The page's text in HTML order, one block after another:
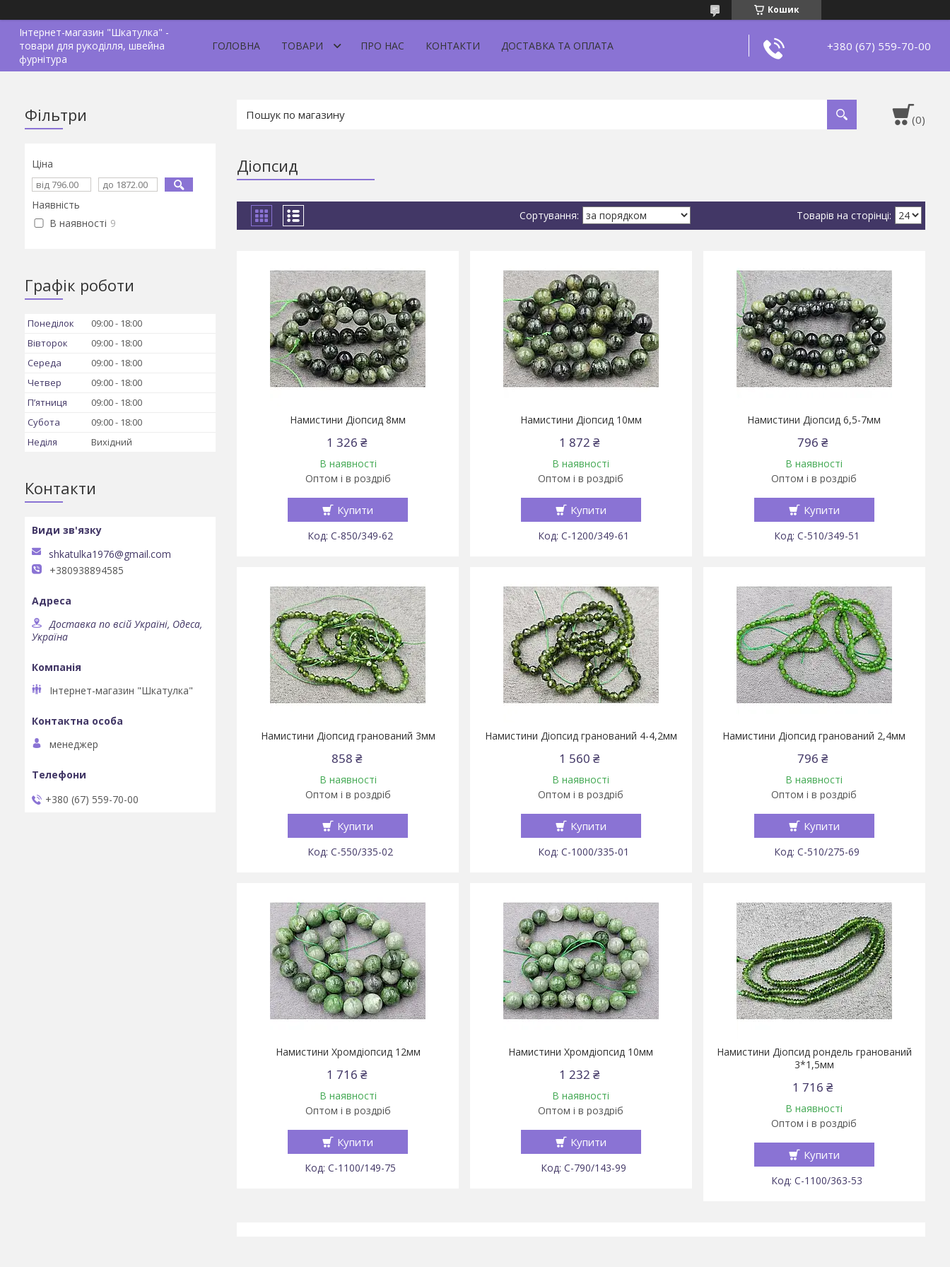
Кошик
Інтернет-магазин "Шкатулка" -
товари для рукоділля, швейна
фурнітура
ГОЛОВНА ТОВАРИ ПРО НАС КОНТАКТИ ДОСТАВКА ТА ОПЛАТА +380 (67) 559-70-00
Діопсид
Намистини Діопсид 8мм
1 326 ₴
В наявності
Оптом і в роздріб
Купити
С-850/349-62
Намистини Діопсид 10мм
1 872 ₴
В наявності
Оптом і в роздріб
Купити
С-1200/349-61
Намистини Діопсид 6,5-7мм
796 ₴
В наявності
Оптом і в роздріб
Купити
С-510/349-51
Намистини Діопсид гранований 3мм
858 ₴
В наявності
Оптом і в роздріб
Купити
С-550/335-02
Намистини Діопсид гранований 4-4,2мм
1 560 ₴
В наявності
Оптом і в роздріб
Купити
С-1000/335-01
Намистини Діопсид гранований 2,4мм
796 ₴
В наявності
Оптом і в роздріб
Купити
С-510/275-69
Намистини Хромдіопсид 12мм
1 716 ₴
В наявності
Оптом і в роздріб
Купити
С-1100/149-75
Намистини Хромдіопсид 10мм
1 232 ₴
В наявності
Оптом і в роздріб
Купити
С-790/143-99
Намистини Діопсид рондель гранований
3*1,5мм
1 716 ₴
В наявності
Оптом і в роздріб
Купити
С-1100/363-53
Фільтри
Ціна
Наявність
В наявності 9
Графік роботи
Понеділок 09:00
18:00
Вівторок
09:00
18:00
Середа
09:00
18:00
Четвер
09:00
18:00
Пʼятниця
09:00
18:00
Субота
09:00
18:00
Неділя
Вихідний
Контакти
shkatulka1976@gmail.com
+380938894585
Доставка по всій Україні, Одеса,
Україна
Інтернет-магазин "Шкатулка"
менеджер
+380 (67) 559-70-00